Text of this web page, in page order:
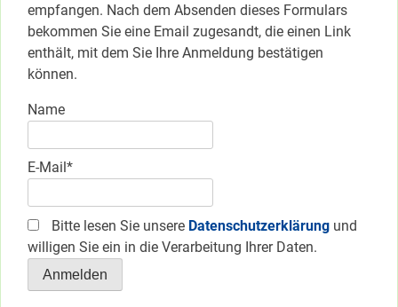
empfangen. Nach dem Absenden dieses Formulars
bekommen Sie eine Email zugesandt, die einen Link
enthält, mit dem Sie Ihre Anmeldung bestätigen
können.
Name
E-Mail*
Bitte lesen Sie unsere Datenschutzerklärung und
willigen Sie ein in die Verarbeitung Ihrer Daten.